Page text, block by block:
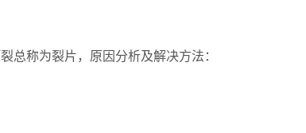
称为裂片，原因分析及解决方法：